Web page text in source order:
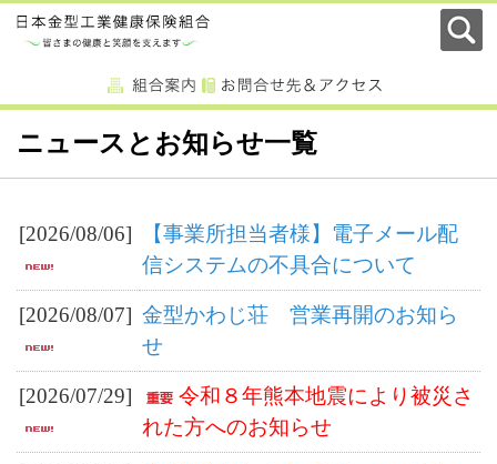
ニュースとお知らせ一覧
[2026/08/06]
【事業所担当者様】電子メール配
信システムの不具合について
[2026/08/07] 金型かわじ荘 営業再開のお知ら
せ
[2026/07/29]
令和８年熊本地震により被災さ
れた方へのお知らせ